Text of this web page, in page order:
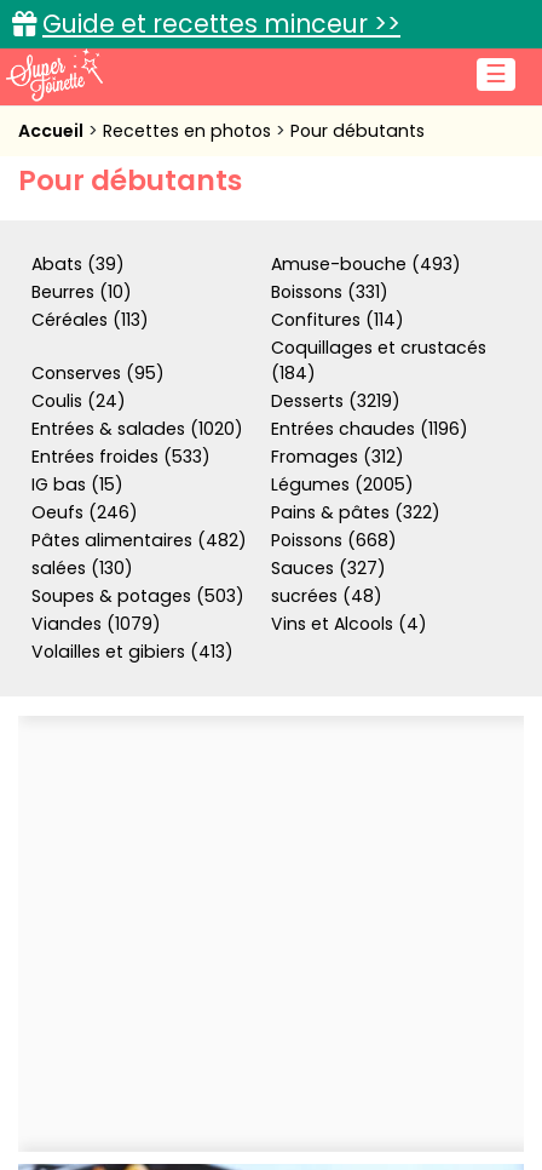
☰
Guide et recettes minceur >>
Accueil
Recettes de cuisine
L'actu cuisine
Connexion
Accueil Recettes en photos Pour débutants
Pour débutants
Abats (39)
Amuse-bouche (493)
Beurres (10)
Boissons (331)
Céréales (113)
Confitures (114)
Conserves (95)
Coquillages et crustacés
(184)
Coulis (24)
Desserts (3219)
Entrées & salades (1020)
Entrées chaudes (1196)
Entrées froides (533)
Fromages (312)
IG bas (15)
Légumes (2005)
Oeufs (246)
Pains & pâtes (322)
Pâtes alimentaires (482)
Poissons (668)
salées (130)
Sauces (327)
Soupes & potages (503)
sucrées (48)
Viandes (1079)
Vins et Alcools (4)
Volailles et gibiers (413)